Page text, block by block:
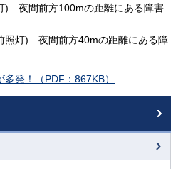
)…夜間前方100mの距離にある障害
照灯)…夜間前方40mの距離にある障
発！（PDF：867KB）